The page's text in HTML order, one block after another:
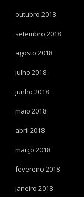
outubro 2018
setembro 2018
agosto 2018
julho 2018
junho 2018
maio 2018
abril 2018
março 2018
fevereiro 2018
janeiro 2018